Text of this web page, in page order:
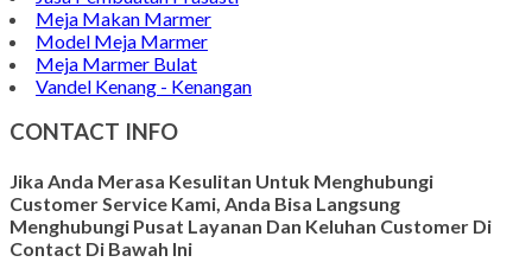
Meja Makan Marmer
Model Meja Marmer
Meja Marmer Bulat
Vandel Kenang - Kenangan
CONTACT INFO
Jika Anda Merasa Kesulitan Untuk Menghubungi
Customer Service Kami, Anda Bisa Langsung
Menghubungi Pusat Layanan Dan Keluhan Customer Di
Contact Di Bawah Ini